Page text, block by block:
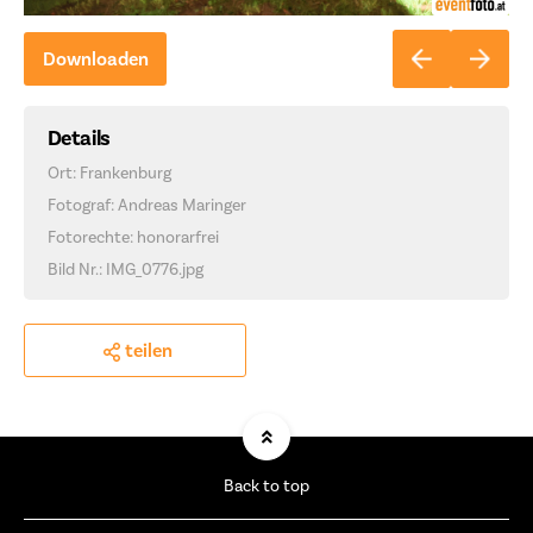
Downloaden
Details
Ort: Frankenburg
Fotograf: Andreas Maringer
Fotorechte: honorarfrei
Bild Nr.: IMG_0776.jpg
teilen
Back to top